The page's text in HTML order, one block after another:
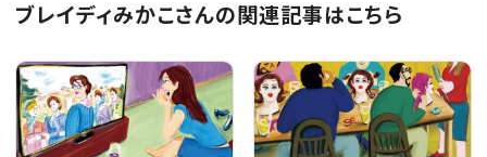
SPUR
ブレイディみかこさんの関連記事はこちら